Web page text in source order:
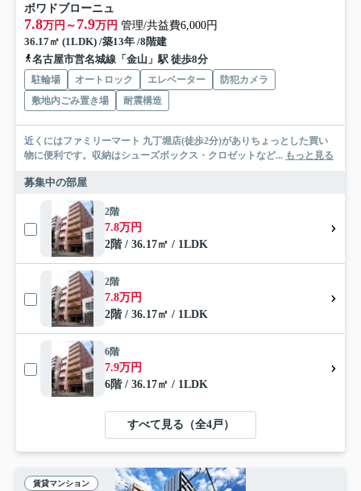
ボワドブローニュ
7.8万円～ 7.9万円 管理/共益費6,000円
36.17㎡ (1LDK) /築13年 /8階建
名古屋市営名城線「金山」駅 徒歩8分
駐輪場 オートロック エレベーター
防犯カメラ
敷地内ごみ置き場
耐震構造
近くにはファミリーマート 九丁堀店(徒歩2分)がありちょっとした買い
物に便利です。収納はシューズボックス・クロゼットなど... もっと見る
募集中の部屋
2階
7.8万円
2階 / 36.17㎡ / 1LDK
2階
7.8万円
2階 / 36.17㎡ / 1LDK
6階
7.9万円
6階 / 36.17㎡ / 1LDK
すべて見る（全4戸）
賃貸マンション